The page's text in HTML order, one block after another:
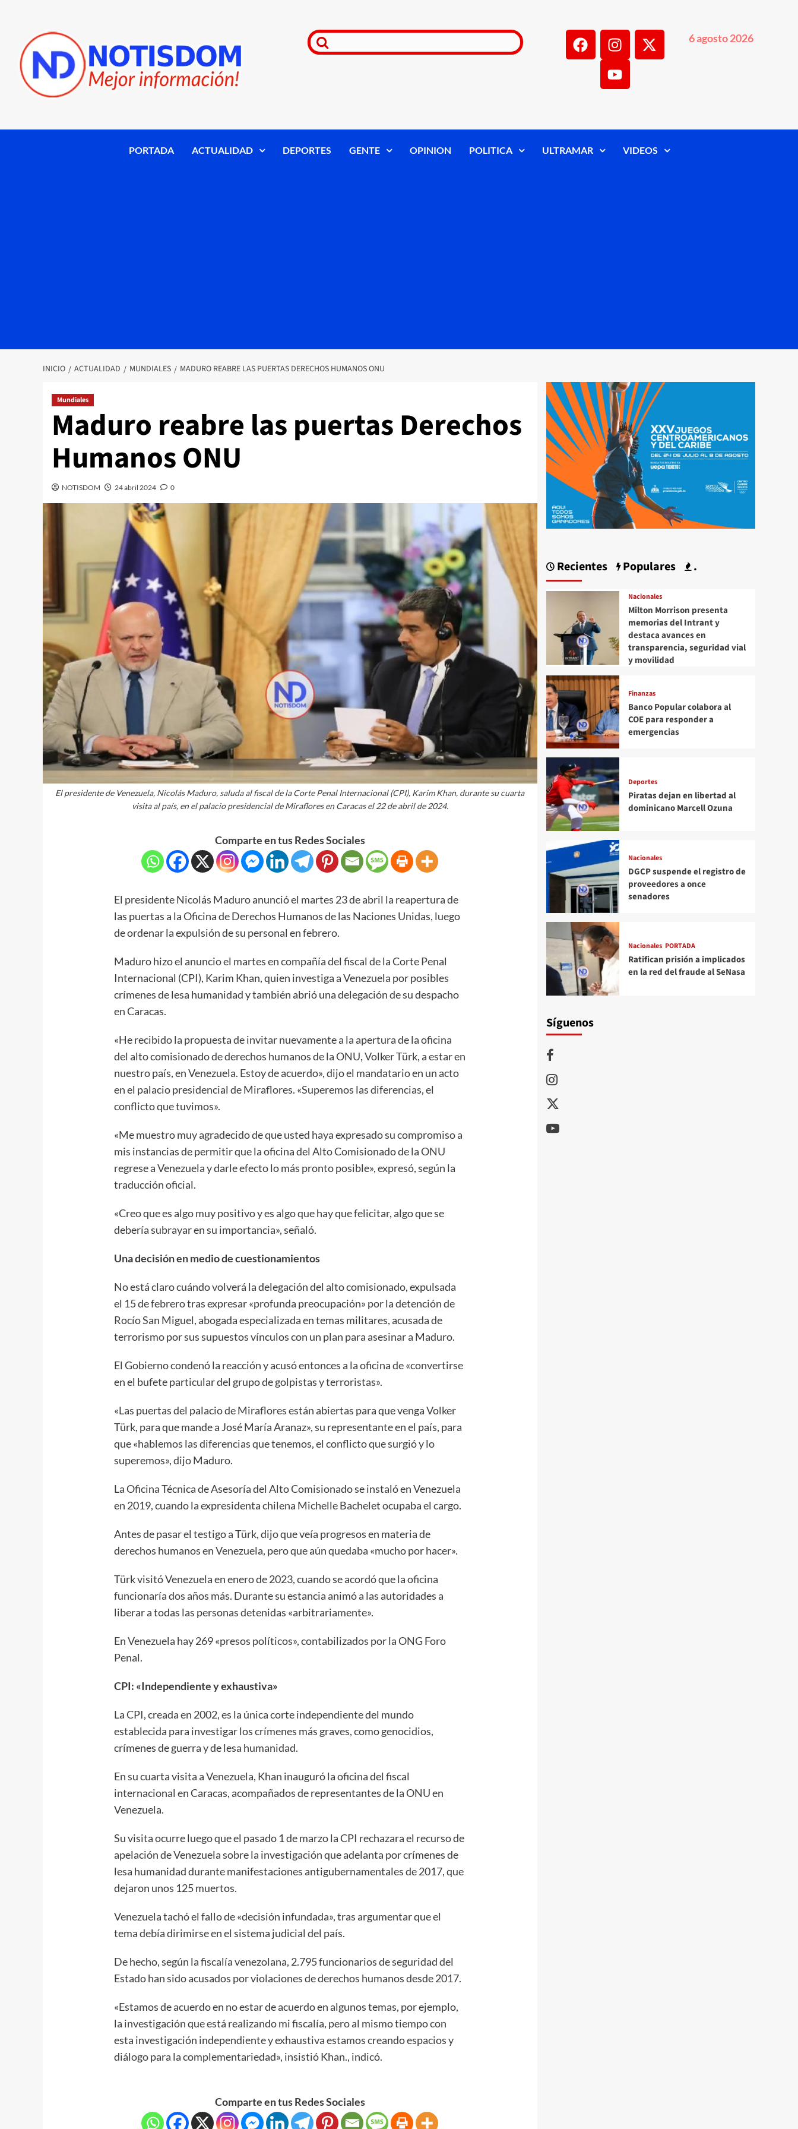
6 agosto 2026
PORTADA ACTUALIDAD DEPORTES GENTE OPINION POLITICA ULTRAMAR VIDEOS
INICIO ACTUALIDAD MUNDIALES MADURO REABRE LAS PUERTAS DERECHOS HUMANOS ONU
Mundiales
Maduro reabre las puertas Derechos
Humanos ONU
NOTISDOM 24 abril 2024 0
El presidente de Venezuela, Nicolás Maduro, saluda al fiscal de la Corte Penal Internacional (CPI), Karim Khan, durante su cuarta
visita al país, en el palacio presidencial de Miraflores en Caracas el 22 de abril de 2024.
Comparte en tus Redes Sociales
El presidente Nicolás Maduro anunció el martes 23 de abril la reapertura de
las puertas a la Oficina de Derechos Humanos de las Naciones Unidas, luego
de ordenar la expulsión de su personal en febrero.
Maduro hizo el anuncio el martes en compañía del fiscal de la Corte Penal
Internacional (CPI), Karim Khan, quien investiga a Venezuela por posibles
crímenes de lesa humanidad y también abrió una delegación de su despacho
en Caracas.
«He recibido la propuesta de invitar nuevamente a la apertura de la oficina
del alto comisionado de derechos humanos de la ONU, Volker Türk, a estar en
nuestro país, en Venezuela. Estoy de acuerdo», dijo el mandatario en un acto
en el palacio presidencial de Miraflores. «Superemos las diferencias, el
conflicto que tuvimos».
«Me muestro muy agradecido de que usted haya expresado su compromiso a
mis instancias de permitir que la oficina del Alto Comisionado de la ONU
regrese a Venezuela y darle efecto lo más pronto posible», expresó, según la
traducción oficial.
«Creo que es algo muy positivo y es algo que hay que felicitar, algo que se
debería subrayar en su importancia», señaló.
Una decisión en medio de cuestionamientos
No está claro cuándo volverá la delegación del alto comisionado, expulsada
el 15 de febrero tras expresar «profunda preocupación» por la detención de
Rocío San Miguel, abogada especializada en temas militares, acusada de
terrorismo por sus supuestos vínculos con un plan para asesinar a Maduro.
El Gobierno condenó la reacción y acusó entonces a la oficina de «convertirse
en el bufete particular del grupo de golpistas y terroristas».
«Las puertas del palacio de Miraflores están abiertas para que venga Volker
Türk, para que mande a José María Aranaz», su representante en el país, para
que «hablemos las diferencias que tenemos, el conflicto que surgió y lo
superemos», dijo Maduro.
La Oficina Técnica de Asesoría del Alto Comisionado se instaló en Venezuela
en 2019, cuando la expresidenta chilena Michelle Bachelet ocupaba el cargo.
Antes de pasar el testigo a Türk, dijo que veía progresos en materia de
derechos humanos en Venezuela, pero que aún quedaba «mucho por hacer».
Türk visitó Venezuela en enero de 2023, cuando se acordó que la oficina
funcionaría dos años más. Durante su estancia animó a las autoridades a
liberar a todas las personas detenidas «arbitrariamente».
En Venezuela hay 269 «presos políticos», contabilizados por la ONG Foro
Penal.
CPI: «Independiente y exhaustiva»
La CPI, creada en 2002, es la única corte independiente del mundo
establecida para investigar los crímenes más graves, como genocidios,
crímenes de guerra y de lesa humanidad.
En su cuarta visita a Venezuela, Khan inauguró la oficina del fiscal
internacional en Caracas, acompañados de representantes de la ONU en
Venezuela.
Su visita ocurre luego que el pasado 1 de marzo la CPI rechazara el recurso de
apelación de Venezuela sobre la investigación que adelanta por crímenes de
lesa humanidad durante manifestaciones antigubernamentales de 2017, que
dejaron unos 125 muertos.
Venezuela tachó el fallo de «decisión infundada», tras argumentar que el
tema debía dirimirse en el sistema judicial del país.
De hecho, según la fiscalía venezolana, 2.795 funcionarios de seguridad del
Estado han sido acusados por violaciones de derechos humanos desde 2017.
«Estamos de acuerdo en no estar de acuerdo en algunos temas, por ejemplo,
la investigación que está realizando mi fiscalía, pero al mismo tiempo con
esta investigación independiente y exhaustiva estamos creando espacios y
diálogo para la complementariedad», insistió Khan., indicó.
Comparte en tus Redes Sociales
Recientes Populares .
Nacionales
Milton Morrison presenta
memorias del Intrant y
destaca avances en
transparencia, seguridad vial
y movilidad
Finanzas
Banco Popular colabora al
COE para responder a
emergencias
Deportes
Piratas dejan en libertad al
dominicano Marcell Ozuna
Nacionales
DGCP suspende el registro de
proveedores a once
senadores
Nacionales PORTADA
Ratifican prisión a implicados
en la red del fraude al SeNasa
Síguenos